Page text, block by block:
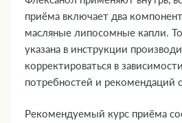
приёма включает два
масляные липосомные капли.
указана в инструкции
корректироваться в
потребностей и рекомендаций
Рекомендуемый курс приёма